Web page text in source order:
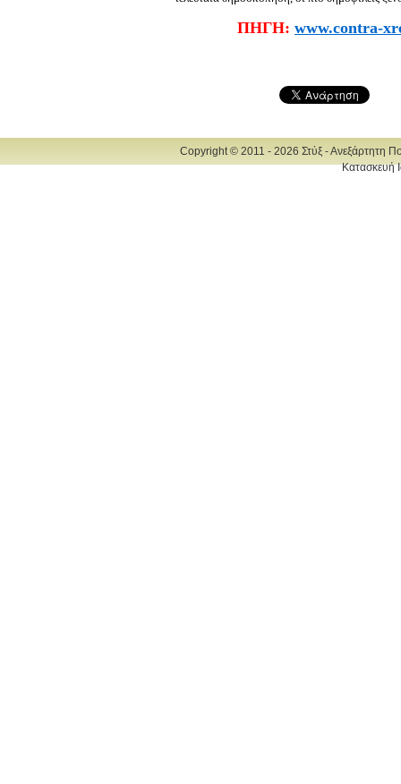
ΠΗΓΗ: www.contra-
Copyright © 2011 - 2026 Στύξ - Ανεξάρτητη
Κατασκευή